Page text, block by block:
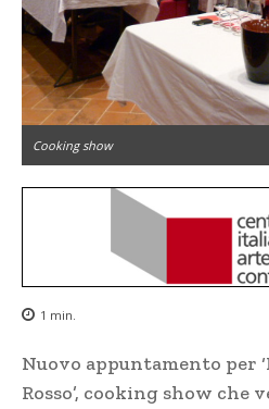
Cooking show
1 min.
Nuovo appuntamento per
Rosso’, cooking show che